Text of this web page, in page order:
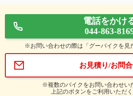
電話をかけ
044-863-
※お問い合わせの際は「グーバイクを見
お見積り/お問
※複数のバイクをお問い合わせい
上記のボタンをご利用いただく